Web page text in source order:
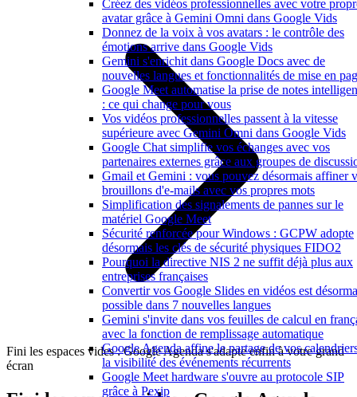
Créez des vidéos professionnelles avec votre
avatar grâce à Gemini Omni dans Google Vids
Donnez de la voix à vos avatars : le contrôle des
émotions arrive dans Google Vids
Gemini s'enrichit dans Google Docs avec de
nouvelles langues et fonctionnalités de mise en
Google Meet automatise la prise de notes
: ce qui change pour vous
Vos vidéos professionnelles passent à la vitesse
supérieure avec Gemini Omni dans Google Vids
Google Chat simplifie vos échanges avec vos
partenaires externes grâce aux groupes de
Gmail et Gemini : vous pouvez désormais affiner
brouillons d'e-mails avec vos propres mots
Simplification des signalements de pannes sur le
matériel Google Meet
Sécurité renforcée pour Windows : GCPW adopte
désormais les clés de sécurité physiques FIDO2
Pourquoi la directive NIS 2 ne suffit déjà plus aux
entreprises françaises
Convertir vos Google Slides en vidéos est
possible dans 7 nouvelles langues
Gemini s'invite dans vos feuilles de calcul en
avec la fonction de remplissage automatique
Google Agenda affine le partage de vos
la visibilité des événements récurrents
Google Meet hardware s'ouvre au protocole SIP
grâce à Pexip
Fini les espaces vides : Google Agenda s'adapte enfin à votre grand
écran